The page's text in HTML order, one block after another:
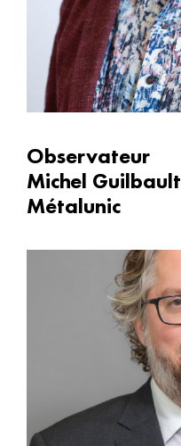
Observateur
Michel Guilbault
Métalunic